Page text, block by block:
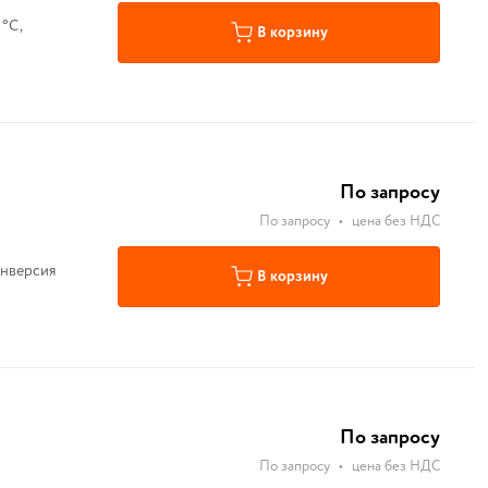
В корзину
По запросу
По запросу • цена без НДС
В корзину
По запросу
По запросу • цена без НДС